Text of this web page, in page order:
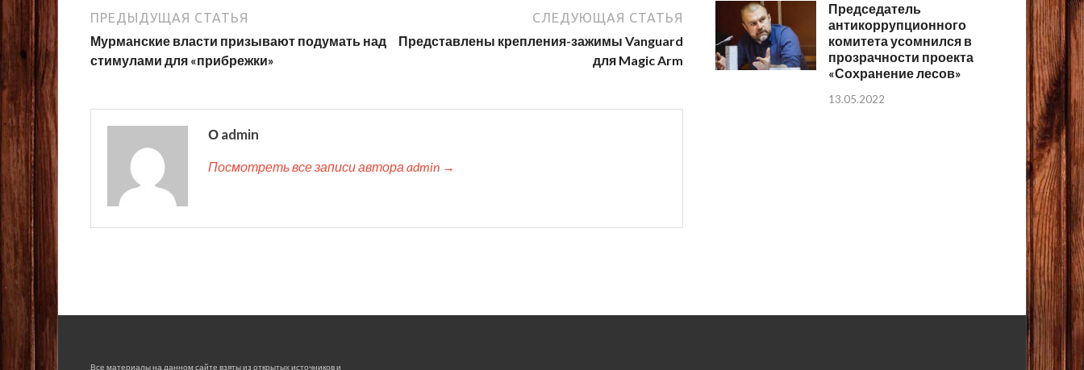
ПРЕДЫДУЩАЯ СТАТЬЯ
Мурманские власти призывают подумать над
стимулами для «прибрежки»
СЛЕДУЮЩАЯ СТАТЬЯ
Представлены крепления-зажимы Vanguard
для Magic Arm
О admin
Посмотреть все записи автора admin →
Председатель
антикоррупционного
комитета усомнился в
прозрачности проекта
«Сохранение лесов»
13.05.2022
Все материалы на данном сайте взяты из открытых источников и